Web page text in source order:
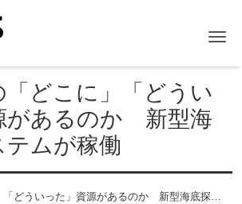
「どこに」「どうい
があるのか 新型海
テムが稼働
広い海底の「どこに」「どういった」資源があるのか 新型海底探査システムが稼働